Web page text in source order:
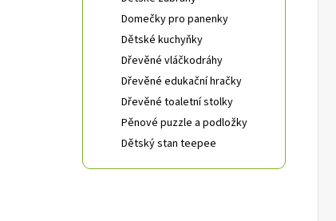
Domečky pro panenky
Dětské kuchyňky
Dřevěné vláčkodráhy
Dřevěné edukační hračky
Dřevěné toaletní stolky
Pěnové puzzle a podložky
Dětský stan teepee